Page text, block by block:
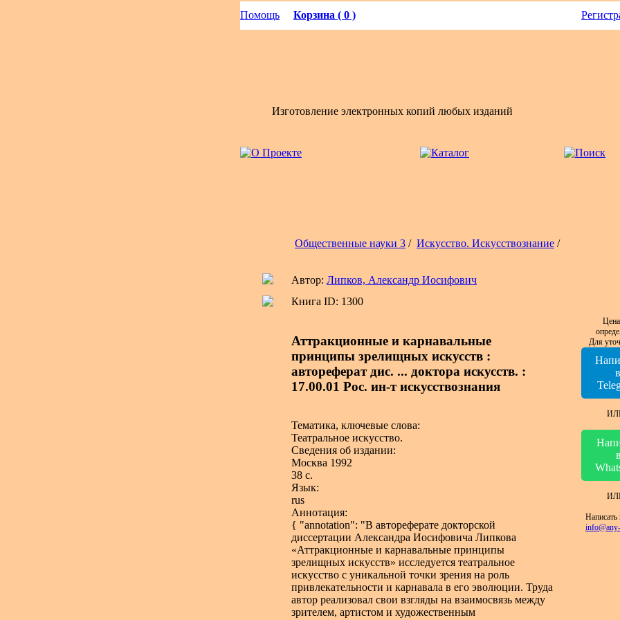
Помощь Корзина ( 0 )
Изготовление электронных копий любых изданий
Общественные науки 3 / Искусство. Искусствознание /
Автор: Липков, Александр Иосифович
Книга ID: 1300
Аттракционные и карнавальные
принципы зрелищных искусств :
автореферат дис. ... доктора искусств. :
17.00.01 Рос. ин-т искусствознания
Тематика, ключевые слова:
Театральное искусство.
Сведения об издании:
Москва 1992
38 с.
Язык:
rus
Аннотация:
{ "annotation": "В автореферате докторской
диссертации Александра Иосифовича Липкова
«Аттракционные и карнавальные принципы
зрелищных искусств» исследуется театральное
искусство с уникальной точки зрения на роль
привлекательности и карнавала в его эволюции. Труда
автор реализовал свои взгляды на взаимосвязь между
зрителем, артистом и художественным
Для
в
в
Написать